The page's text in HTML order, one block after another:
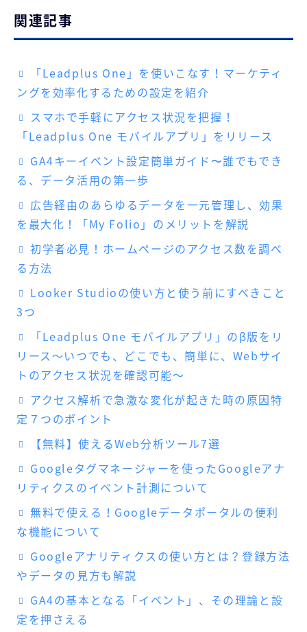
関連記事
「Leadplus One」を使いこなす！マーケティ
ングを効率化するための設定を紹介
スマホで手軽にアクセス状況を把握！
「Leadplus One モバイルアプリ」をリリース
GA4キーイベント設定簡単ガイド〜誰でもでき
る、データ活用の第一歩
広告経由のあらゆるデータを一元管理し、効果
を最大化！「My Folio」のメリットを解説
初学者必見！ホームページのアクセス数を調べ
る方法
Looker Studioの使い方と使う前にすべきこと
3つ
「Leadplus One モバイルアプリ」のβ版をリ
リース～いつでも、どこでも、簡単に、Webサイ
トのアクセス状況を確認可能～
アクセス解析で急激な変化が起きた時の原因特
定７つのポイント
【無料】使えるWeb分析ツール7選
Googleタグマネージャーを使ったGoogleアナ
リティクスのイベント計測について
無料で使える！Googleデータポータルの便利
な機能について
Googleアナリティクスの使い方とは？登録方法
やデータの見方も解説
GA4の基本となる「イベント」、その理論と設
定を押さえる